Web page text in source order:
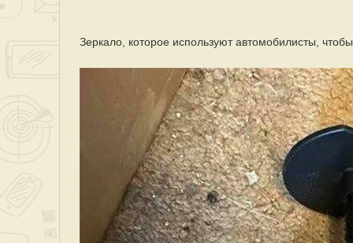
Зеркало, которое используют автомобилисты,